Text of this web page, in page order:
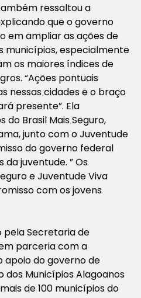
ressaltou a
que o governo
em ampliar as ações de
municípios, especialmente
os maiores índices de
“Ações pontuais
nessas cidades e o braço
presente”. Ela
do Brasil Mais Seguro,
junto com o Juventude
do governo federal
juventude. ” Os
e Juventude Viva
com os jovens
pela Secretaria de
parceria com a
apoio do governo de
dos Municípios Alagoanos
de 100 municípios do